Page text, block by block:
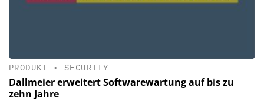
PRODUKT • SECURITY
Dallmeier erweitert Softwarewartung auf bis zu
zehn Jahre